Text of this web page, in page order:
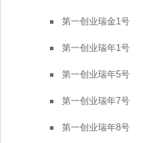
第一创业瑞金1号
第一创业瑞年1号
第一创业瑞年5号
第一创业瑞年7号
第一创业瑞年8号